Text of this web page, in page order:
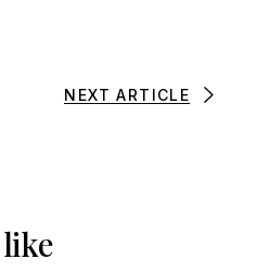
NEXT ARTICLE